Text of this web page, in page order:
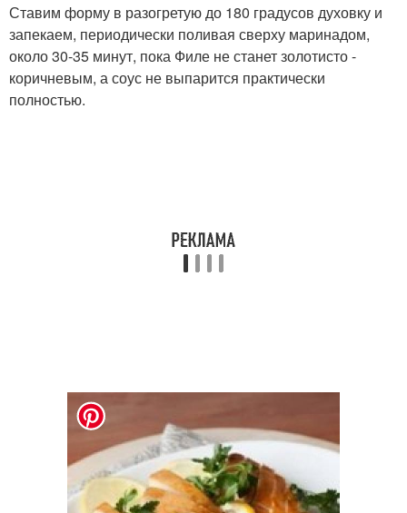
Ставим форму в разогретую до 180 градусов духовку и
запекаем, периодически поливая сверху маринадом,
около 30-35 минут, пока Филе не станет золотисто -
коричневым, а соус не выпарится практически
полностью.